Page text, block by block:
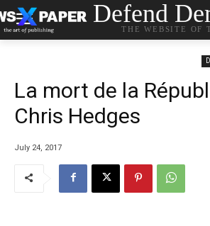
Defend
THE WEBSITE
La mort de la
Chris Hedges
July 24, 2017